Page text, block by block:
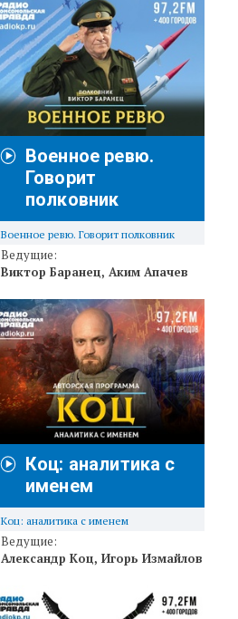
Военное ревю.
Говорит
полковник
Военное ревю. Говорит полковник
Ведущие:
Виктор Баранец Аким Апачев
Коц: аналитика с
именем
Коц: аналитика с именем
Ведущие:
Александр Коц Игорь Измайлов